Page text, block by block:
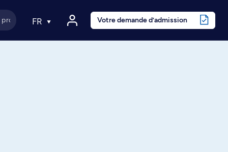
FR Votre demande d’admission